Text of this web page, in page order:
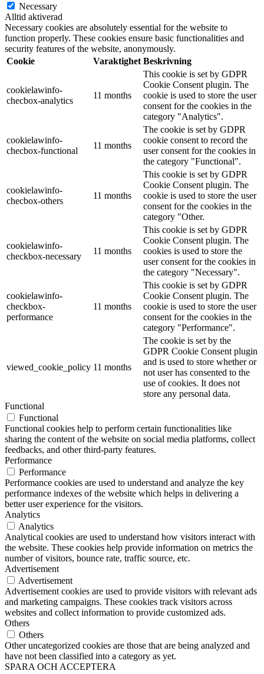
Necessary
Alltid aktiverad
Necessary cookies are absolutely essential for the website to
function properly. These cookies ensure basic functionalities and
security features of the website, anonymously.
Cookie
Varaktighet Beskrivning
cookielawinfo-
checbox-analytics
11 months
This cookie is set by GDPR
Cookie Consent plugin. The
cookie is used to store the user
consent for the cookies in the
category "Analytics".
cookielawinfo-
checbox-functional
11 months
The cookie is set by GDPR
cookie consent to record the
user consent for the cookies in
the category "Functional".
cookielawinfo-
checbox-others
11 months
This cookie is set by GDPR
Cookie Consent plugin. The
cookie is used to store the user
consent for the cookies in the
category "Other.
cookielawinfo-
checkbox-necessary
11 months
This cookie is set by GDPR
Cookie Consent plugin. The
cookies is used to store the
user consent for the cookies in
the category "Necessary".
cookielawinfo-
checkbox-
performance
11 months
This cookie is set by GDPR
Cookie Consent plugin. The
cookie is used to store the user
consent for the cookies in the
category "Performance".
viewed_cookie_policy 11 months
The cookie is set by the
GDPR Cookie Consent plugin
and is used to store whether or
not user has consented to the
use of cookies. It does not
store any personal data.
Functional
Functional
Functional cookies help to perform certain functionalities like
sharing the content of the website on social media platforms, collect
feedbacks, and other third-party features.
Performance
Performance
Performance cookies are used to understand and analyze the key
performance indexes of the website which helps in delivering a
better user experience for the visitors.
Analytics
Analytics
Analytical cookies are used to understand how visitors interact with
the website. These cookies help provide information on metrics the
number of visitors, bounce rate, traffic source, etc.
Advertisement
Advertisement
Advertisement cookies are used to provide visitors with relevant ads
and marketing campaigns. These cookies track visitors across
websites and collect information to provide customized ads.
Others
Others
Other uncategorized cookies are those that are being analyzed and
have not been classified into a category as yet.
SPARA OCH ACCEPTERA